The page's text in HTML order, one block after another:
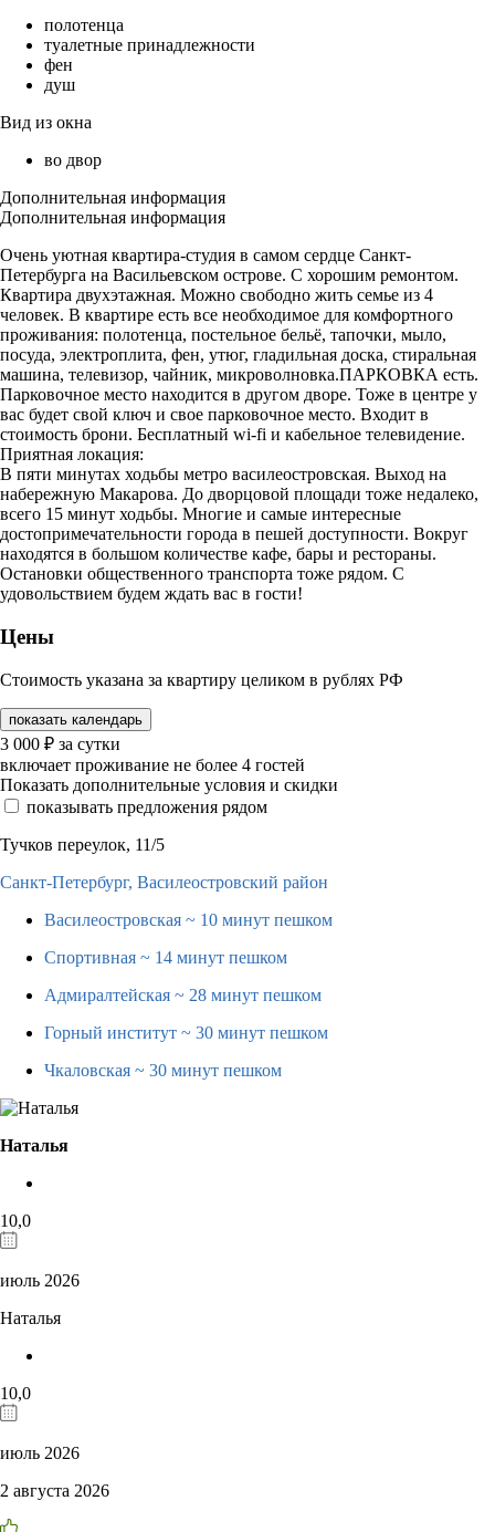
полотенца
туалетные принадлежности
фен
душ
Вид из окна
во двор
Дополнительная информация
Дополнительная информация
Очень уютная квартира-студия в самом сердце Санкт-
Петербурга на Васильевском острове. С хорошим ремонтом.
Квартира двухэтажная. Можно свободно жить семье из 4
человек. В квартире есть все необходимое для комфортного
проживания: полотенца, постельное бельё, тапочки, мыло,
посуда, электроплита, фен, утюг, гладильная доска, стиральная
машина, телевизор, чайник, микроволновка.ПАРКОВКА есть.
Парковочное место находится в другом дворе. Тоже в центре у
вас будет свой ключ и свое парковочное место. Входит в
стоимость брони. Бесплатный wi-fi и кабельное телевидение.
Приятная локация:
В пяти минутах ходьбы метро василеостровская. Выход на
набережную Макарова. До дворцовой площади тоже недалеко,
всего 15 минут ходьбы. Многие и самые интересные
достопримечательности города в пешей доступности. Вокруг
находятся в большом количестве кафе, бары и рестораны.
Остановки общественного транспорта тоже рядом. С
удовольствием будем ждать вас в гости!
Цены
Стоимость указана за квартиру целиком в рублях РФ
показать календарь
3 000 ₽ за сутки
включает проживание не более 4 гостей
Показать дополнительные условия и скидки
показывать предложения рядом
Тучков переулок, 11/5
Санкт-Петербург, Василеостровский район
Василеостровская ~ 10 минут пешком
Спортивная ~ 14 минут пешком
Адмиралтейская ~ 28 минут пешком
Горный институт ~ 30 минут пешком
Чкаловская ~ 30 минут пешком
Наталья
10,0
июль 2026
Наталья
10,0
июль 2026
2 августа 2026